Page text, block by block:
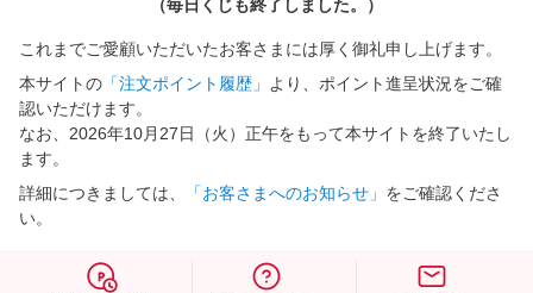
（毎日くじも終了しました。）
これまでご愛顧いただいたお客さまには厚く御礼申し上げます。
本サイトの 「注文ポイント履歴」
より、ポイント進呈状況をご確
認いただけます。
なお、2026年10月27日（火）正午をもって本サイトを終了いたし
ます。
詳細につきましては、
「お客さまへのお知らせ」 をご確認くださ
い。